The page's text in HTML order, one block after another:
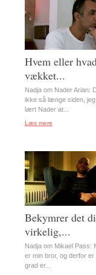
Hvem eller
vækket...
Nadja om Nader Arian:
ikke så længe siden,
lært Nader at...
Læs mere
Bekymrer det
virkelig,...
Nadja om Mikael Pass:
er min bror, og derfor er
grad er...